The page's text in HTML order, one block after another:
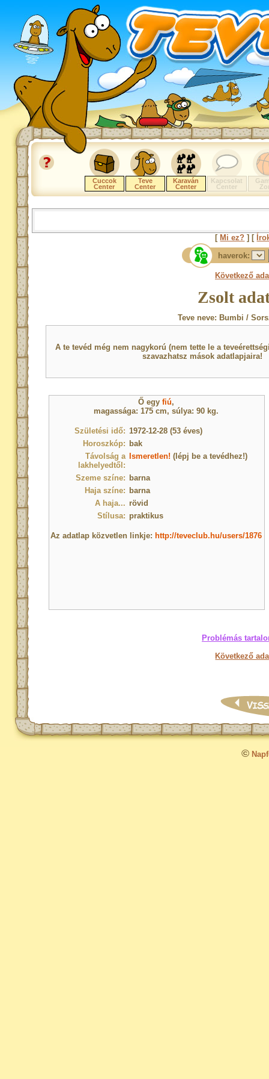
Cuccok
Center
Teve
Center
Karaván
Center
Kapcsolat
Center
[ Mi ez? ] [
haverok:
Következő
Zsolt
Teve neve: Bumbi /
A te tevéd még nem nagykorú (nem tette le a
szavazhatsz mások adatlapjaira!
Ő egyfiú,
magassága: 175 cm, súlya: 90 kg.
Születési idő: 1972-12-28 (53 éves)
Horoszkóp: bak
Távolság a
lakhelyedtől:
Ismeretlen! (lépj be a tevédhez!)
Szeme színe: barna
Haja színe: barna
A haja... rövid
Stílusa: praktikus
Az adatlap közvetlen linkje: http://teveclub.hu/users/1876
Problémás
Következő
©